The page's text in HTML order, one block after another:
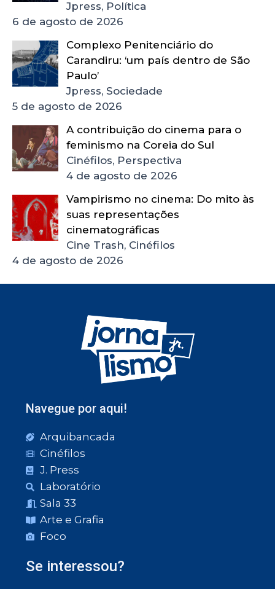
Jpress, Política
6 de agosto de 2026
Complexo Penitenciário do
Carandiru: ‘um país dentro de São
Paulo’
Jpress, Sociedade
5 de agosto de 2026
A contribuição do cinema para o
feminismo na Coreia do Sul
Cinéfilos, Perspectiva
4 de agosto de 2026
Vampirismo no cinema: Do mito às
suas representações
cinematográficas
Cine Trash, Cinéfilos
4 de agosto de 2026
Navegue por aqui!
Arquibancada
Cinéfilos
J. Press
Laboratório
Sala 33
Arte e Grafia
Foco
Se interessou?